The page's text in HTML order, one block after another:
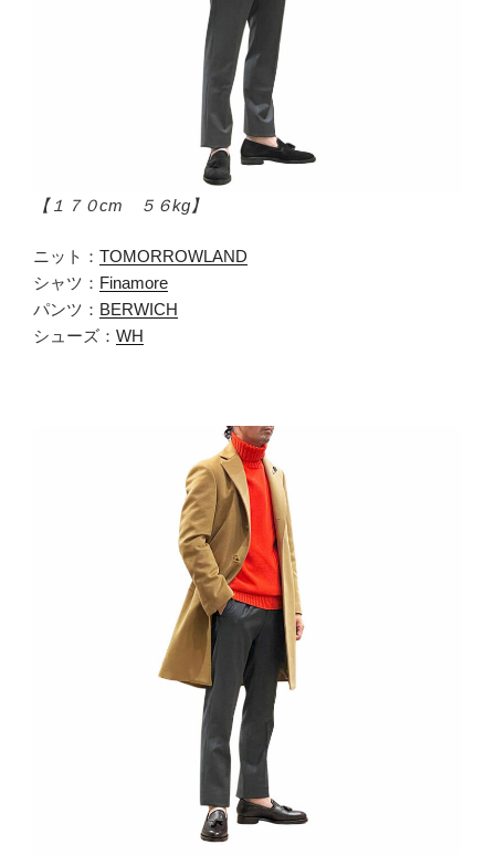
【１７０cm ５６kg】
ニット： TOMORROWLAND
シャツ： Finamore
パンツ： BERWICH
シューズ： WH